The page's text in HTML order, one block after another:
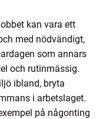
kan vara ett
med nödvändigt,
som annars
och rutinmässig.
ibland, bryta
i arbetslaget.
på någonting